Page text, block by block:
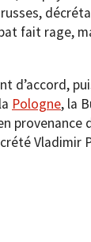
fait rage,
d’accord,
Pologne, la
provenance
Vladimir